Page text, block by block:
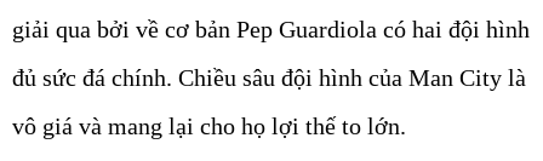
giải qua bởi về cơ bản Pep Guardiola có hai đội hình
đủ sức đá chính. Chiều sâu đội hình của Man City là
vô giá và mang lại cho họ lợi thế to lớn.